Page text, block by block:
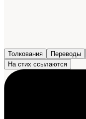
Толкования Переводы
На стих ссылаются